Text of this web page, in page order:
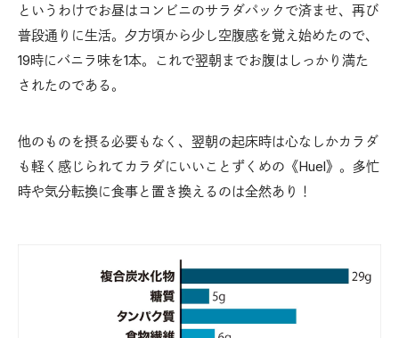
というわけでお昼はコンビニのサラダパックで済ませ、再び
普段通りに生活。夕方頃から少し空腹感を覚え始めたので、
19時にバニラ味を1本。これで翌朝までお腹はしっかり満た
されたのである。
他のものを摂る必要もなく、翌朝の起床時は心なしかカラダ
も軽く感じられてカラダにいいことずくめの《Huel》。多忙
時や気分転換に食事と置き換えるのは全然あり！